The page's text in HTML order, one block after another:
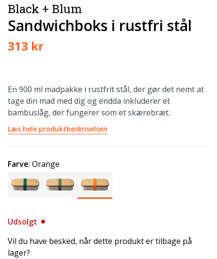
Black + Blum
Sandwichboks i rustfri stål
313 kr
En 900 ml madpakke i rustfrit stål, der gør det nemt at
tage din mad med dig og endda inkluderer et
bambuslåg, der fungerer som et skærebræt.
Læs hele produktbeskrivelsen
Farve: Orange
Udsolgt
Vil du have besked, når dette produkt er tilbage på
lager?